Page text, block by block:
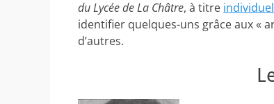
du Lycée de La Châtre, à titre individuel
identifier quelques-uns grâce aux «
d’autres.